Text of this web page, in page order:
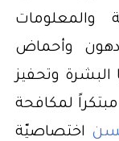
والمعلومات
دهون وأحماض
البشرة وتحفيز
لمكافحة
اختصاصيّة